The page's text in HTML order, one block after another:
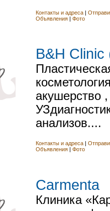
Контакты и адреса |
Объявления | Фото
B&H
акушерство
анализов....
Контакты и адреса
Объявления
Фото
Carmenta
Клиника